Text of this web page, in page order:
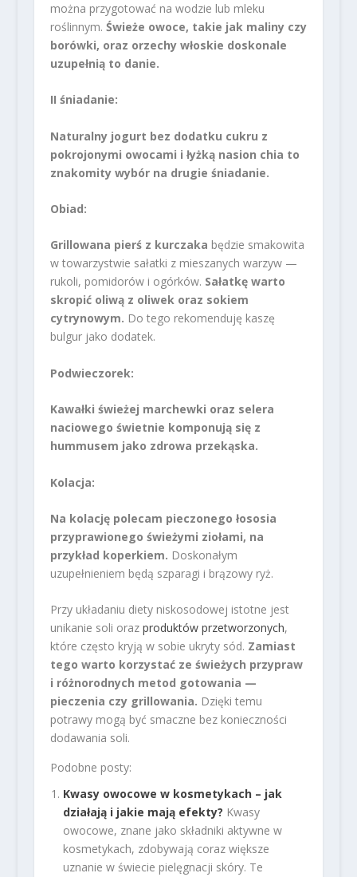
można przygotować na wodzie lub mleku
roślinnym. Świeże owoce, takie jak maliny czy
borówki, oraz orzechy włoskie doskonale
uzupełnią to danie.
II śniadanie:
Naturalny jogurt bez dodatku cukru z
pokrojonymi owocami i łyżką nasion chia to
znakomity wybór na drugie śniadanie.
Obiad:
Grillowana pierś z kurczaka będzie smakowita
w towarzystwie sałatki z mieszanych warzyw —
rukoli, pomidorów i ogórków. Sałatkę warto
skropić oliwą z oliwek oraz sokiem
cytrynowym. Do tego rekomenduję kaszę
bulgur jako dodatek.
Podwieczorek:
Kawałki świeżej marchewki oraz selera
naciowego świetnie komponują się z
hummusem jako zdrowa przekąska.
Kolacja:
Na kolację polecam pieczonego łososia
przyprawionego świeżymi ziołami, na
przykład koperkiem. Doskonałym
uzupełnieniem będą szparagi i brązowy ryż.
Przy układaniu diety niskosodowej istotne jest
unikanie soli oraz produktów przetworzonych,
które często kryją w sobie ukryty sód. Zamiast
tego warto korzystać ze świeżych przypraw
i różnorodnych metod gotowania —
pieczenia czy grillowania. Dzięki temu
potrawy mogą być smaczne bez konieczności
dodawania soli.
Podobne posty:
Kwasy owocowe w kosmetykach – jak
działają i jakie mają efekty? Kwasy
owocowe, znane jako składniki aktywne w
kosmetykach, zdobywają coraz większe
uznanie w świecie pielęgnacji skóry. Te